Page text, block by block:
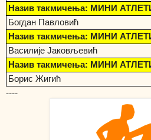
Назив такмичења: МИНИ
Богдан Павловић
Назив такмичења: МИНИ
Василије Јаковљевић
Назив такмичења: МИНИ
Борис Жигић
----